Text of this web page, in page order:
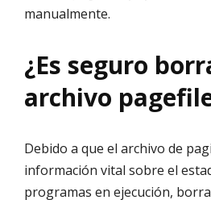
manualmente.
¿Es seguro
archivo
Debido a que el archivo de
información vital sobre el
programas en ejecución,